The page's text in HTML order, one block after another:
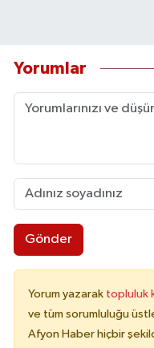
Yorumlar
Gönder
Yorum yazarak topluluk
ve tüm sorumluluğu
Afyon Haber hiçbir